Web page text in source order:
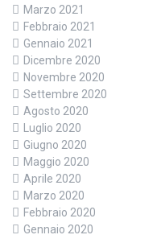
Marzo 2021
Febbraio 2021
Gennaio 2021
Dicembre 2020
Novembre 2020
Settembre 2020
Agosto 2020
Luglio 2020
Giugno 2020
Maggio 2020
Aprile 2020
Marzo 2020
Febbraio 2020
Gennaio 2020